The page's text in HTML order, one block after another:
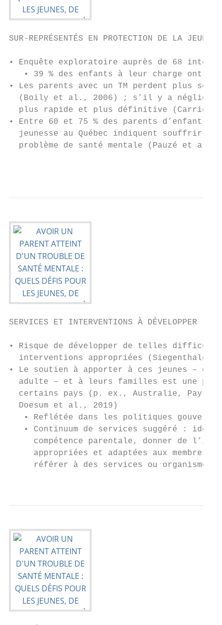
SUR-REPRÉSENTÉS EN PROTECTION DE LA
• Enquête exploratoire auprès de 68
• 39 % des enfants à leur charge ont au
• Les parents avec un TM perdent plus
(Boily et al., 2006) ; s’il y a
plus rapide et plus définitive (Carrière
• Entre 60 et 75 % des parents d’enfants
jeunesse au Québec indiquent souffrir ou
problème de santé mentale (Pauzé et al.
SERVICES ET INTERVENTIONS À DÉVELOPPER
• Risque de développer de telles
interventions appropriées (Siegenthaler
• Le soutien à apporter à ces jeunes – de
adulte – et à leurs familles est une
certains pays (p. ex., Australie, Pays-
  Doesum et al., 2019)
• Reflétée dans les politiques
• Continuum de services suggéré :
compétence parentale, donner de
appropriées et adaptées aux membres
référer à des services ou organismes